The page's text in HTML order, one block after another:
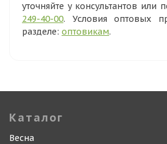
уточняйте у консультантов или
249-40-00. Условия оптовых
разделе: оптовикам.
Каталог
Весна